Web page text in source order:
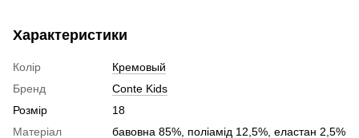
Характеристики
Колір
Кремовый
Бренд
Conte Kids
Розмір
18
Матеріал
бавовна 85%, поліамід 12,5%, еластан 2,5%